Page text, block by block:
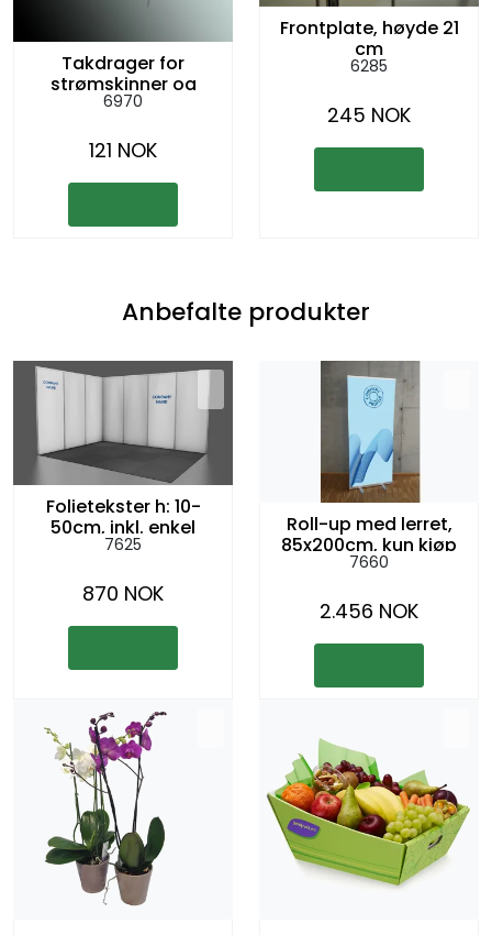
Takdrager for
strømskinner og
spotter
6970
121 NOK
Frontplate, høyde 21
cm
6285
245 NOK
Anbefalte produkter
Folietekster h: 10-
50cm, inkl. enkel
montering
7625
870 NOK
Roll-up med lerret,
85x200cm, kun kjøp
7660
2.456 NOK